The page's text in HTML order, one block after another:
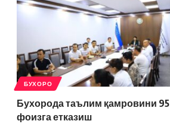
БУХОРО
Бухорода таълим қамровини 95
фоизга етказиш